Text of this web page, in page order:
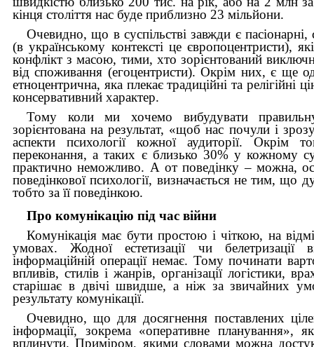
кінця століття нас буде приблизно 23 мільйони.
Очевидно, що в суспільстві завжди є пасіонарні,
(в українському контексті це європоцентристи),
конфлікт з масою, тими, хто зорієнтований
від споживання (егоцентристи). Окрім них, є ще
етноцентрична, яка плекає традиційні та релігійні
консервативний характер.
Тому коли ми хочемо вибудувати
зорієнтована на результат, «щоб нас почули і
аспекти психології кожної аудиторії.
переконання, а таких є близько 30% у кожному
практично неможливо. А от поведінку – можна,
поведінкової психології, визначається не тим,
тобто за її поведінкою.
Про комунікацію під час війни
Комунікація має бути простою і чіткою, на
умовах. Жодної естетизації чи
інформаційній операції немає. Тому починати
впливів, стилів і жанрів, організації логістики,
старішає в двічі швидше, а ніж за звичайних
результату комунікації.
Очевидно, що для досягнення поставлених
інформації, зокрема «оперативне
вплинути. Приміром, якими словами можна